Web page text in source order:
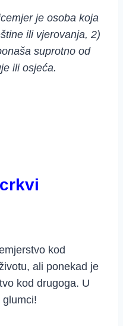
je osoba koja
ili vjerovanja, 2)
suprotno od
ili osjeća.
kod
ali ponekad je
kod drugoga. U